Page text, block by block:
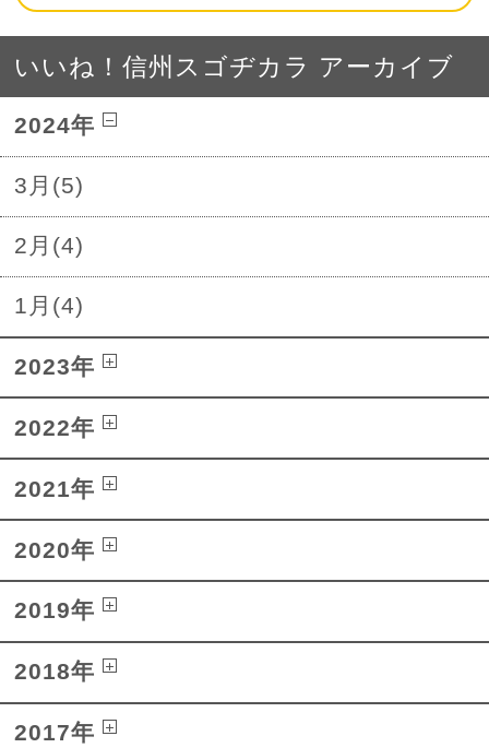
いいね！信州スゴヂカラ アーカイブ
2024年
3月(5)
2月(4)
1月(4)
2023年
2022年
2021年
2020年
2019年
2018年
2017年